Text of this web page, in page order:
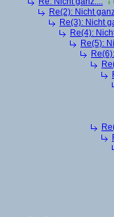
Re(2): Nicht
Re(3): Nicht
Re(4):
Re(5):